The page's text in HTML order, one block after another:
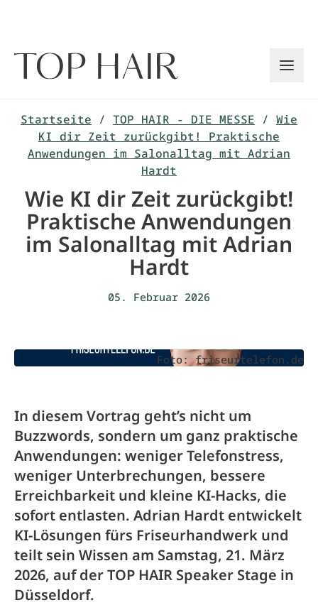
Startseite / TOP HAIR - DIE MESSE / Wie
KI dir Zeit zurückgibt! Praktische
Anwendungen im Salonalltag mit Adrian
Hardt
Wie KI dir Zeit zurückgibt!
Praktische Anwendungen
im Salonalltag mit Adrian
Hardt
05. Februar 2026
Foto: friseurtelefon.de
In diesem Vortrag geht’s nicht um
Buzzwords, sondern um ganz praktische
Anwendungen: weniger Telefonstress,
weniger Unterbrechungen, bessere
Erreichbarkeit und kleine KI-Hacks, die
sofort entlasten. Adrian Hardt entwickelt
KI-Lösungen fürs Friseurhandwerk und
teilt sein Wissen am Samstag, 21. März
2026, auf der TOP HAIR Speaker Stage in
Düsseldorf.